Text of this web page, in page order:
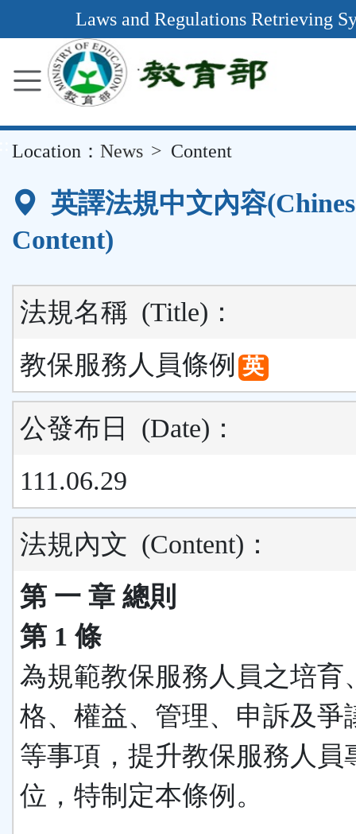
Content
Laws and Regulations Retrieving
Location： News Content
英譯法規中文內容
Content)
法規名稱 (Title) ：
教保服務人員條例 英
公發布日 (Date) ：
111.06.29
法規內文 (Content) ：
第 一 章 總則
第 1 條
為規範教保服務人員之培育
格、權益、管理、申訴及爭
等事項，提升教保服務人員
位，特制定本條例。